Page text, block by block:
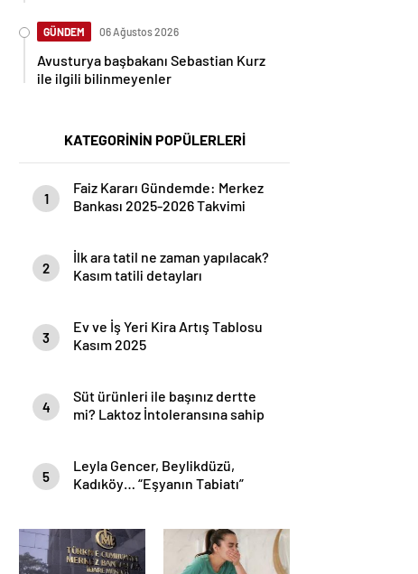
GÜNDEM 06 Ağustos 2026
Avusturya başbakanı Sebastian Kurz
ile ilgili bilinmeyenler
KATEGORİNİN POPÜLERLERİ
1
Faiz Kararı Gündemde: Merkez
Bankası 2025-2026 Takvimi
2
İlk ara tatil ne zaman yapılacak?
Kasım tatili detayları
3
Ev ve İş Yeri Kira Artış Tablosu
Kasım 2025
4
Süt ürünleri ile başınız dertte
mi? Laktoz İntoleransına sahip
5
Leyla Gencer, Beylikdüzü,
Kadıköy… “Eşyanın Tabiatı”